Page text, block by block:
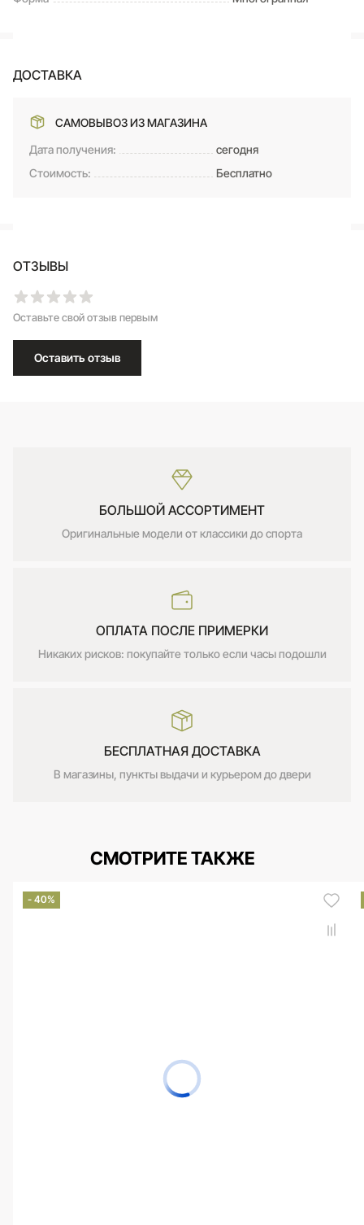
ДОСТАВКА
САМОВЫВОЗ ИЗ МАГАЗИНА
Дата получения:
сегодня
Стоимость:
Бесплатно
ОТЗЫВЫ
Оставьте свой отзыв первым
Оставить отзыв
БОЛЬШОЙ АССОРТИМЕНТ
Оригинальные модели от классики до спорта
ОПЛАТА ПОСЛЕ ПРИМЕРКИ
Никаких рисков: покупайте только если часы подошли
БЕСПЛАТНАЯ ДОСТАВКА
В магазины, пункты выдачи и курьером до двери
СМОТРИТЕ ТАКЖЕ
- 40%